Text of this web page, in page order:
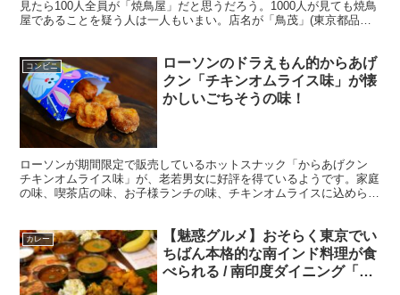
見たら100人全員が「焼鳥屋」だと思うだろう。1000人が見ても焼鳥
屋であることを疑う人は一人もいまい。店名が「鳥茂」(東京都品川
コンビニ
ローソンのドラえもん的からあげ
クン「チキンオムライス味」が懐
かしいごちそうの味！
ローソンが期間限定で販売しているホットスナック「からあげクン
チキンオムライス味」が、老若男女に好評を得ているようです。家庭
の味、喫茶店の味、お子様ランチの味、チキンオムライスに込められ
カレー
【魅惑グルメ】おそらく東京でい
ちばん本格的な南インド料理が食
べられる / 南印度ダイニング「素